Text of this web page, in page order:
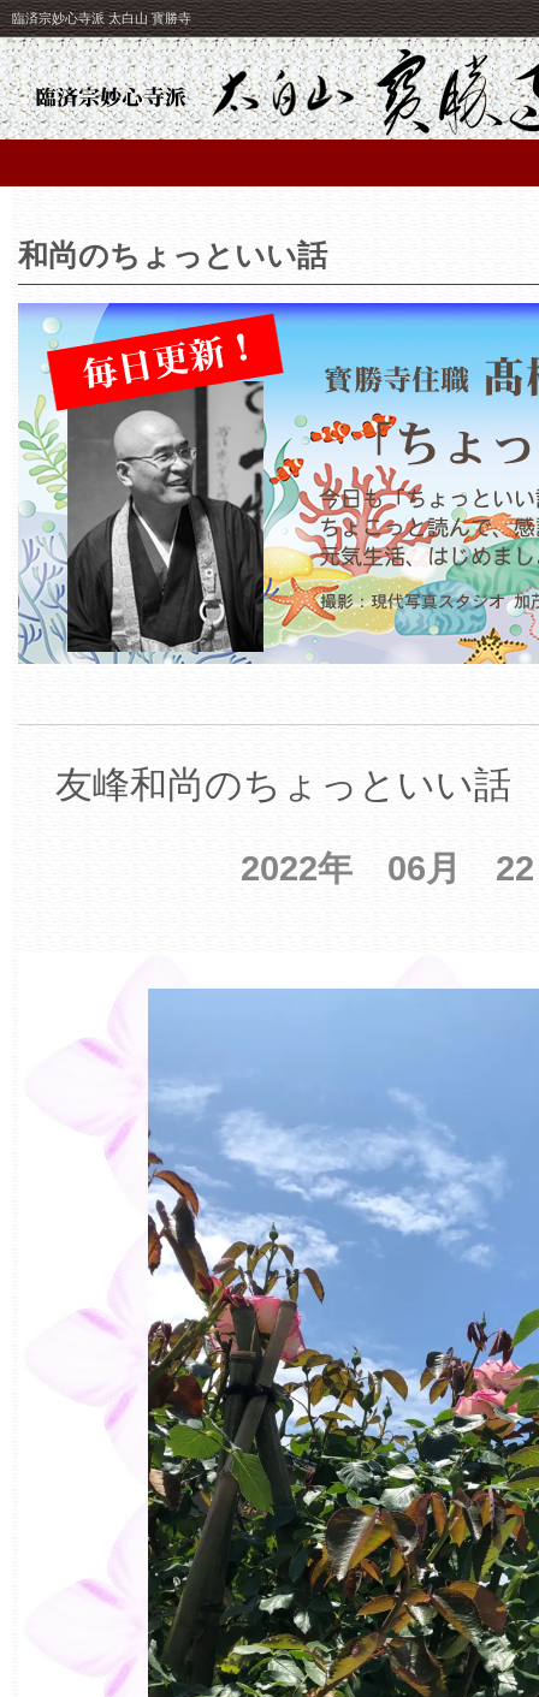
臨済宗妙心寺派 太白山 寳勝寺
和尚のちょっといい話
友峰和尚のちょっといい話
2022年 06月